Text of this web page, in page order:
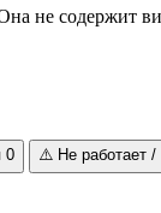
не содержит
0 ⚠️ Не работает